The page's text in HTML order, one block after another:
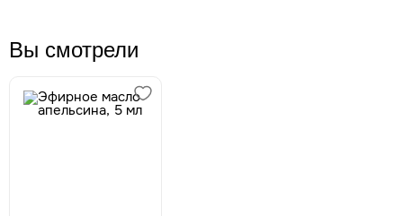
Вы смотрели